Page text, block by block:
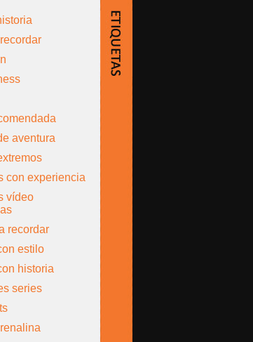
aventura
con experiencia
vídeo
recordar
estilo
historia
series